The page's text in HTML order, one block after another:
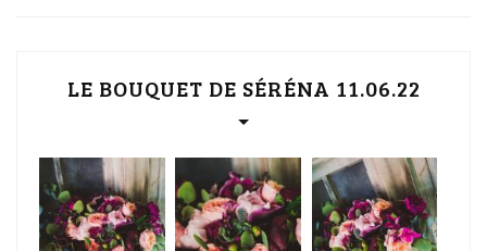
LE BOUQUET DE SÉRÉNA 11.06.22